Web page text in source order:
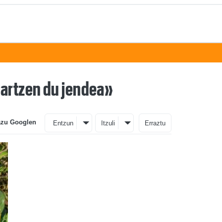
du jendea»
Googlen Entzun Itzuli Erraztu